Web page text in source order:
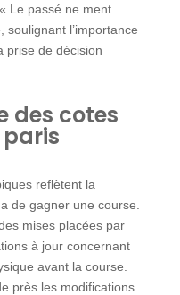
Le passé ne ment
l’importance
prise de décision
des cotes
reflètent la
de gagner une course.
mises placées par
à jour concernant
avant la course.
près les modifications